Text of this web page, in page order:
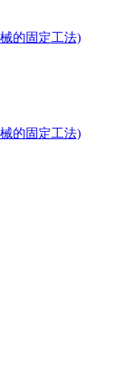
的固定工法)
的固定工法)